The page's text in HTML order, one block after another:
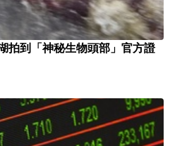
拍到「神秘生物頭部」官方證